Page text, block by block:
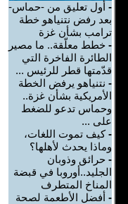
- أول تعليق من -حماس-
بعد رفض نتنياهو خطة
ترامب بشأن غزة
- خطط معلّقة.. ما مصير
الطائرة الفاخرة التي
قدّمتها قطر للرئيس ...
- نتنياهو يرفض الخطة
الأمريكية بشأن غزة..
وحماس تدعو للضغط
على ...
-كيف تموت اللغات،
وماذا يحدث لأهلها؟
- حرائق وذوبان
الجليد..أوروبا في قبضة
المناخ المتطرف
- أفضل الأطعمة لصحة